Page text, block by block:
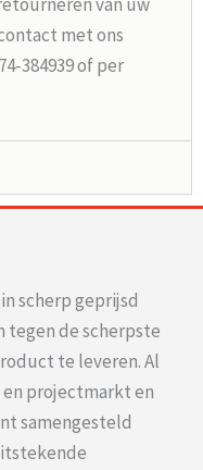
met ons
384939 of per
scherp geprijsd
tegen de scherpste
te leveren. Al
en projectmarkt en
samengesteld